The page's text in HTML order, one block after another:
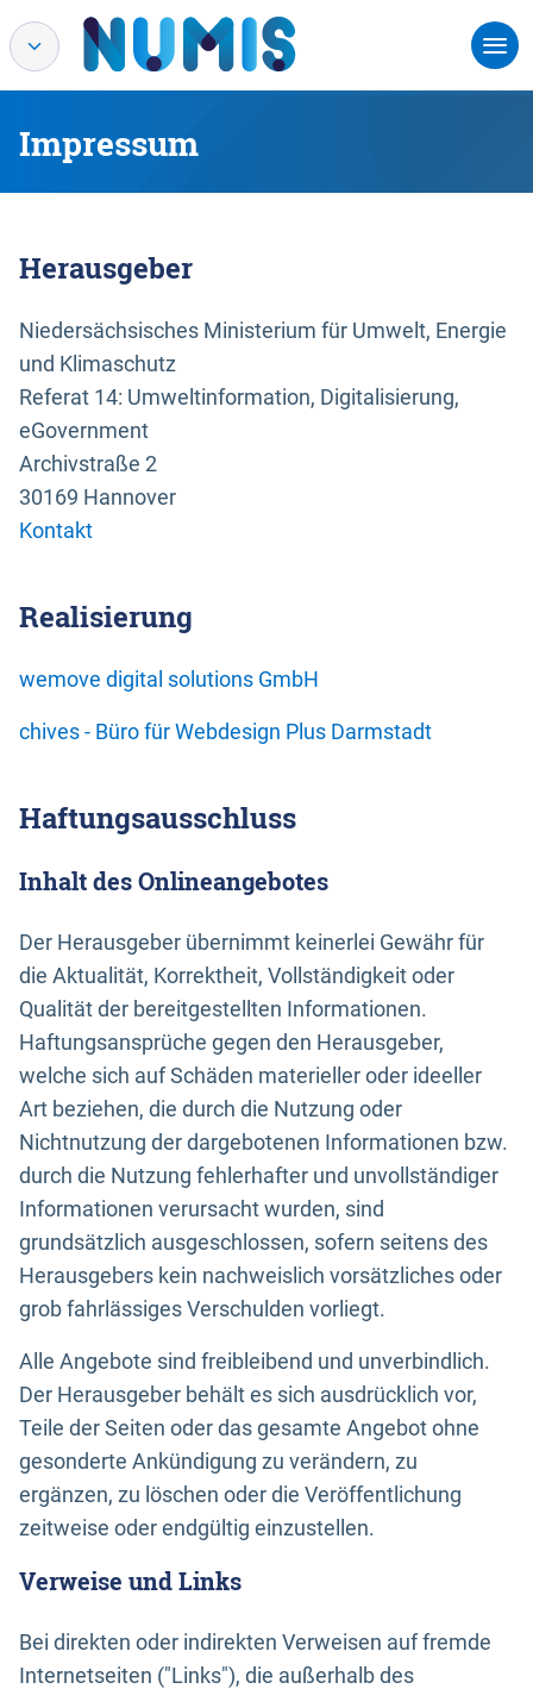
Impressum
Herausgeber
Niedersächsisches Ministerium für Umwelt, Energie
und Klimaschutz
Referat 14: Umweltinformation, Digitalisierung,
eGovernment
Archivstraße 2
30169 Hannover
Kontakt
Realisierung
wemove digital solutions GmbH
chives - Büro für Webdesign Plus Darmstadt
Haftungsausschluss
Inhalt des Onlineangebotes
Der Herausgeber übernimmt keinerlei Gewähr für
die Aktualität, Korrektheit, Vollständigkeit oder
Qualität der bereitgestellten Informationen.
Haftungsansprüche gegen den Herausgeber,
welche sich auf Schäden materieller oder ideeller
Art beziehen, die durch die Nutzung oder
Nichtnutzung der dargebotenen Informationen bzw.
durch die Nutzung fehlerhafter und unvollständiger
Informationen verursacht wurden, sind
grundsätzlich ausgeschlossen, sofern seitens des
Herausgebers kein nachweislich vorsätzliches oder
grob fahrlässiges Verschulden vorliegt.
Alle Angebote sind freibleibend und unverbindlich.
Der Herausgeber behält es sich ausdrücklich vor,
Teile der Seiten oder das gesamte Angebot ohne
gesonderte Ankündigung zu verändern, zu
ergänzen, zu löschen oder die Veröffentlichung
zeitweise oder endgültig einzustellen.
Verweise und Links
Bei direkten oder indirekten Verweisen auf fremde
Internetseiten ("Links"), die außerhalb des